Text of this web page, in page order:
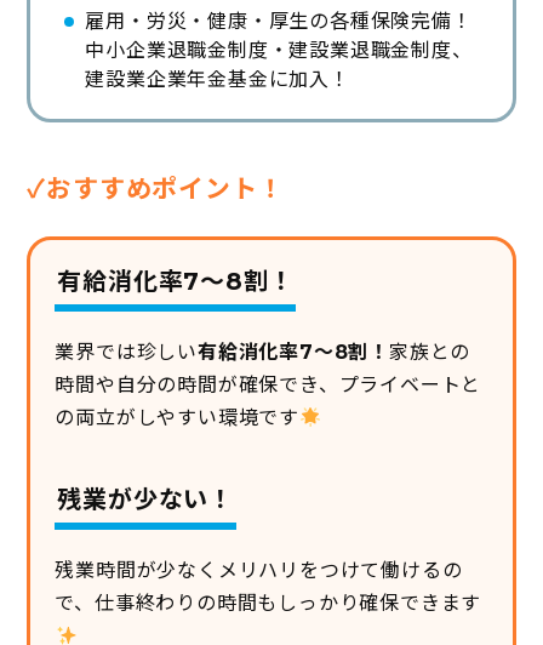
雇用・労災・健康・厚生の各種保険完備！
中小企業退職金制度・建設業退職金制度、
建設業企業年金基金に加入！
✓おすすめポイント！
有給消化率7～8割！
業界では珍しい有給消化率7～8割！家族との
時間や自分の時間が確保でき、プライベートと
の両立がしやすい環境です
残業が少ない！
残業時間が少なくメリハリをつけて働けるの
で、仕事終わりの時間もしっかり確保できます